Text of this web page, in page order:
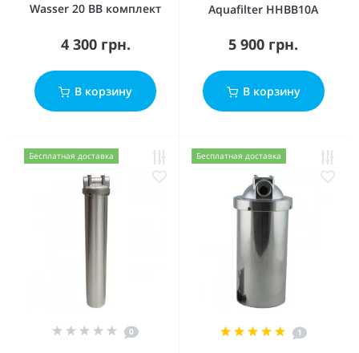
Wasser 20 ВВ комплект
4 300 грн.
В корзину
Aquafilter HHBB10A
5 900 грн.
В корзину
Бесплатная доставка
0
Бесплатная доставка
1